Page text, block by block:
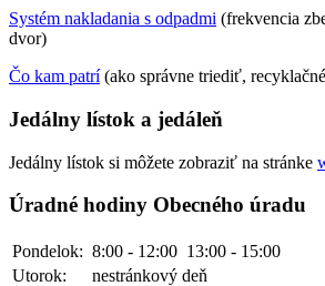
Systém nakladania s odpadmi (frekvencia
dvor)
Čo kam patrí(ako správne triediť,
Jedálny lístok a jedáleň
Jedálny lístok si môžete zobraziť na stránke
Úradné hodiny Obecného úradu
Pondelok: 8:00 - 12:00 13:00 - 15:00
Utorok:
nestránkový deň